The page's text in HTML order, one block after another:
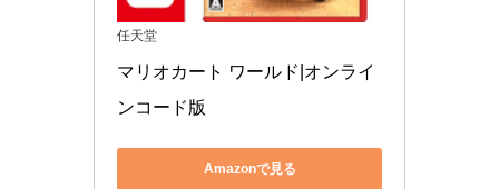
任天堂
マリオカート ワールド|オンライ
ンコード版
Amazonで見る